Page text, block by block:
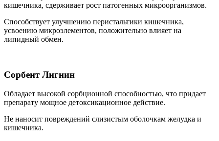
кишечника, сдерживает рост патогенных микроорганизмов.
Способствует улучшению перистальтики кишечника,
усвоению микроэлементов, положительно влияет на
липидный обмен.
Сорбент Лигнин
Обладает высокой сорбционной способностью, что придает
препарату мощное детоксикационное действие.
Не наносит повреждений слизистым оболочкам желудка и
кишечника.